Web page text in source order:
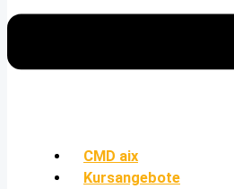
CMD aix
Kursangebote